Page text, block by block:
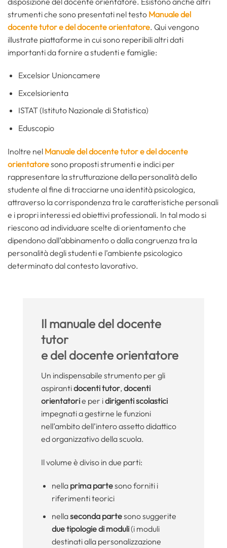
strumenti che sono presentati nel testo Manuale del
docente tutor e del docente orientatore. Qui vengono
illustrate piattaforme in cui sono reperibili altri dati
importanti da fornire a studenti e famiglie:
Excelsior Unioncamere
Excelsiorienta
ISTAT (Istituto Nazionale di Statistica)
Eduscopio
Inoltre nel Manuale del docente tutor e del docente
orientatoresono proposti strumenti e indici per
rappresentare la strutturazione della personalità dello
studente al fine di tracciarne una identità psicologica,
attraverso la corrispondenza tra le caratteristiche personali
e i propri interessi ed obiettivi professionali. In tal modo si
riescono ad individuare scelte di orientamento che
dipendono dall’abbinamento o dalla congruenza tra la
personalità degli studenti e l’ambiente psicologico
determinato dal contesto lavorativo.
Il manuale del docente
tutor
e del docente orientatore
Un indispensabile strumento per gli
aspirantidocenti tutor,docenti
orientatorie per idirigenti scolastici
impegnati a gestirne le funzioni
nell’ambito dell’intero assetto didattico
ed organizzativo della scuola.
Il volume è diviso in due parti:
nella prima partesono forniti i
riferimenti teorici
nellaseconda partesono suggerite
due tipologie di moduli(i moduli
destinati alla personalizzazione